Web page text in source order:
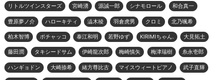
リトルツインスターズ 宮崎湧 源誠一郎 シナモロール 和合真一
豊原夢ノ介 ハローキティ 澁木稜 羽倉虎男 クロミ 北乃颯希
柏木智博 ポチャッコ 泰江和明 若野ゆず KIRIMIちゃん. 大見拓土
藤田潤 タキシードサム 伊崎龍次郎 梅崎慎矢 梅津瑞樹 糸永壱郎
ハンギョドン 大崎捺希 緒方尊比古 マイスウィートピアノ 武子直輝